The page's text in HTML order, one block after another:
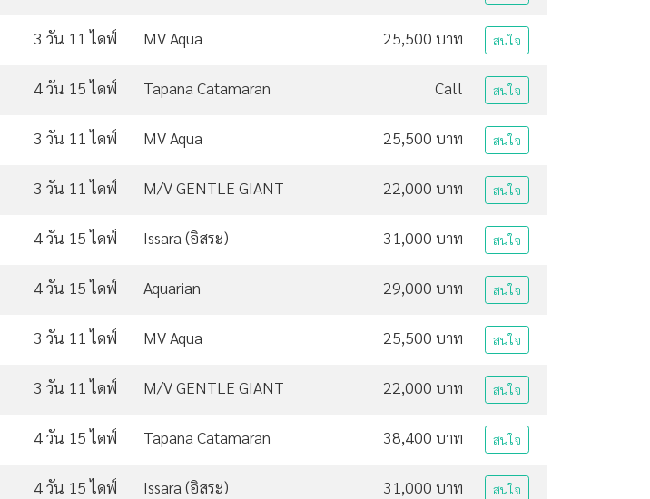
3 วัน 11 ไดฟ์ MV Aqua 25,500 บาท สนใจ
4 วัน 15 ไดฟ์ Tapana Catamaran Call สนใจ
3 วัน 11 ไดฟ์ MV Aqua 25,500 บาท สนใจ
3 วัน 11 ไดฟ์ M/V GENTLE GIANT 22,000 บาท สนใจ
4 วัน 15 ไดฟ์ Issara (อิสระ) 31,000 บาท สนใจ
4 วัน 15 ไดฟ์ Aquarian 29,000 บาท สนใจ
3 วัน 11 ไดฟ์ MV Aqua 25,500 บาท สนใจ
3 วัน 11 ไดฟ์ M/V GENTLE GIANT 22,000 บาท สนใจ
4 วัน 15 ไดฟ์ Tapana Catamaran 38,400 บาท สนใจ
4 วัน 15 ไดฟ์ Issara (อิสระ) 31,000 บาท สนใจ